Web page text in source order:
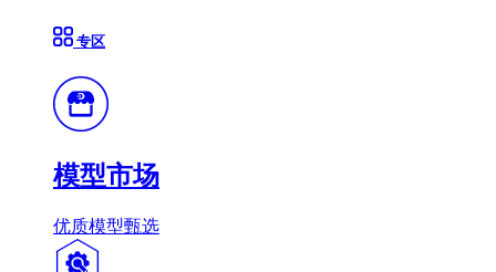
专区
模型市场
优质模型甄选